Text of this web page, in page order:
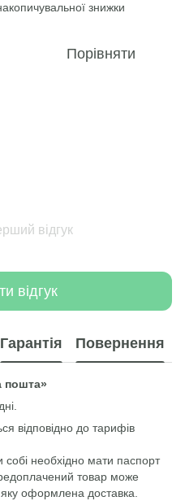
знижки
Порівняти
відгук
відгук
Гарантія Повернення
пошта»
відповідно до тарифів
необхідно мати паспорт
товар може
оформлена доставка.